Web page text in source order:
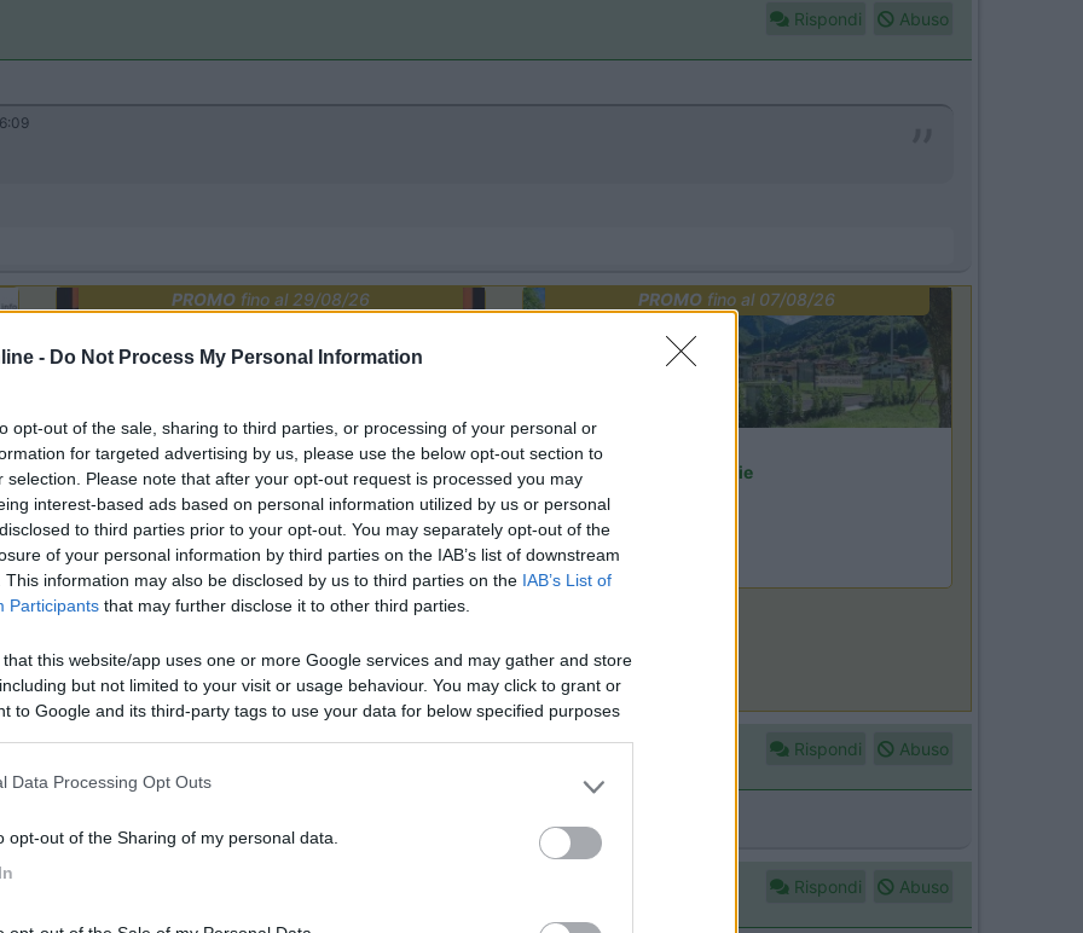
- Do Not Process My Personal Information
opt-out of the sale, sharing to third parties, or processing of your personal or
for targeted advertising by us, please use the below opt-out section to
selection. Please note that after your opt-out request is processed you may
interest-based ads based on personal information utilized by us or personal
to third parties prior to your opt-out. You may separately opt-out of the
of your personal information by third parties on the IAB’s list of downstream
This information may also be disclosed by us to third parties on the IAB’s List of
Participants that may further disclose it to other third parties.
that this website/app uses one or more Google services and may gather and store
but not limited to your visit or usage behaviour. You may click to grant or
to Google and its third-party tags to use your data for below specified purposes
Data Processing Opt Outs
opt-out of the Sharing of my personal data.
Rispondi Abuso
PROMOfino al 29/08/26
Lombardia
Area Sosta Camper Orobie
Ardesio si blocca
PROMO fino al 07/08/26
Lombardia
Area Sosta Camper Orobie
Ardesio
jazz in quota
Rispondi Abuso
Rispondi Abuso